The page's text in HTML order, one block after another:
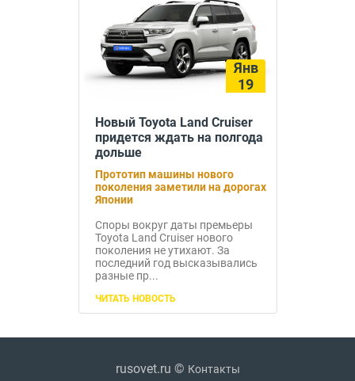
Янв
19
Новый Toyota Land Cruiser
придется ждать на полгода
дольше
Прототип машины нового
поколения заметили на дорогах
Японии
Споры вокруг даты премьеры
Toyota Land Cruiser нового
поколения не утихают. За
последний год высказывались
разные пр...
ЧИТАТЬ НОВОСТЬ
rusovet.ru © Контакты